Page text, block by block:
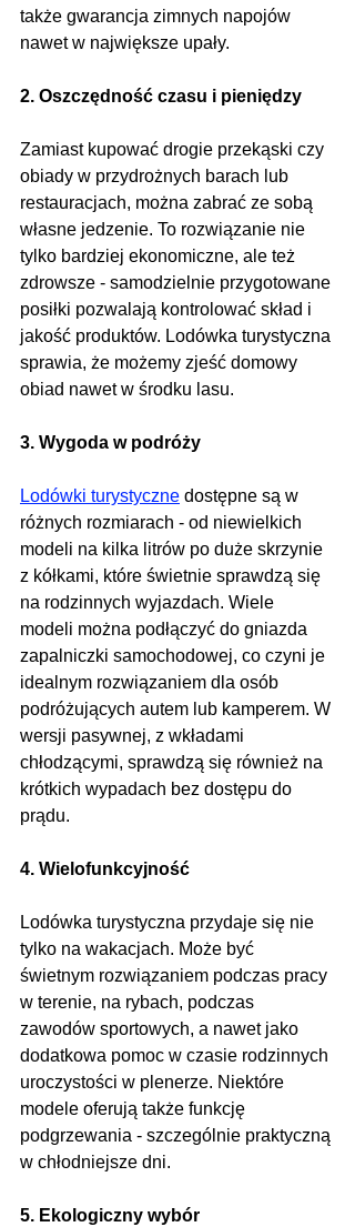
także gwarancja zimnych napojów
nawet w największe upały.
2. Oszczędność czasu i pieniędzy
Zamiast kupować drogie przekąski czy
obiady w przydrożnych barach lub
restauracjach, można zabrać ze sobą
własne jedzenie. To rozwiązanie nie
tylko bardziej ekonomiczne, ale też
zdrowsze - samodzielnie przygotowane
posiłki pozwalają kontrolować skład i
jakość produktów. Lodówka turystyczna
sprawia, że możemy zjeść domowy
obiad nawet w środku lasu.
3. Wygoda w podróży
Lodówki turystyczne dostępne są w
różnych rozmiarach - od niewielkich
modeli na kilka litrów po duże skrzynie
z kółkami, które świetnie sprawdzą się
na rodzinnych wyjazdach. Wiele
modeli można podłączyć do gniazda
zapalniczki samochodowej, co czyni je
idealnym rozwiązaniem dla osób
podróżujących autem lub kamperem. W
wersji pasywnej, z wkładami
chłodzącymi, sprawdzą się również na
krótkich wypadach bez dostępu do
prądu.
4. Wielofunkcyjność
Lodówka turystyczna przydaje się nie
tylko na wakacjach. Może być
świetnym rozwiązaniem podczas pracy
w terenie, na rybach, podczas
zawodów sportowych, a nawet jako
dodatkowa pomoc w czasie rodzinnych
uroczystości w plenerze. Niektóre
modele oferują także funkcję
podgrzewania - szczególnie praktyczną
w chłodniejsze dni.
5. Ekologiczny wybór